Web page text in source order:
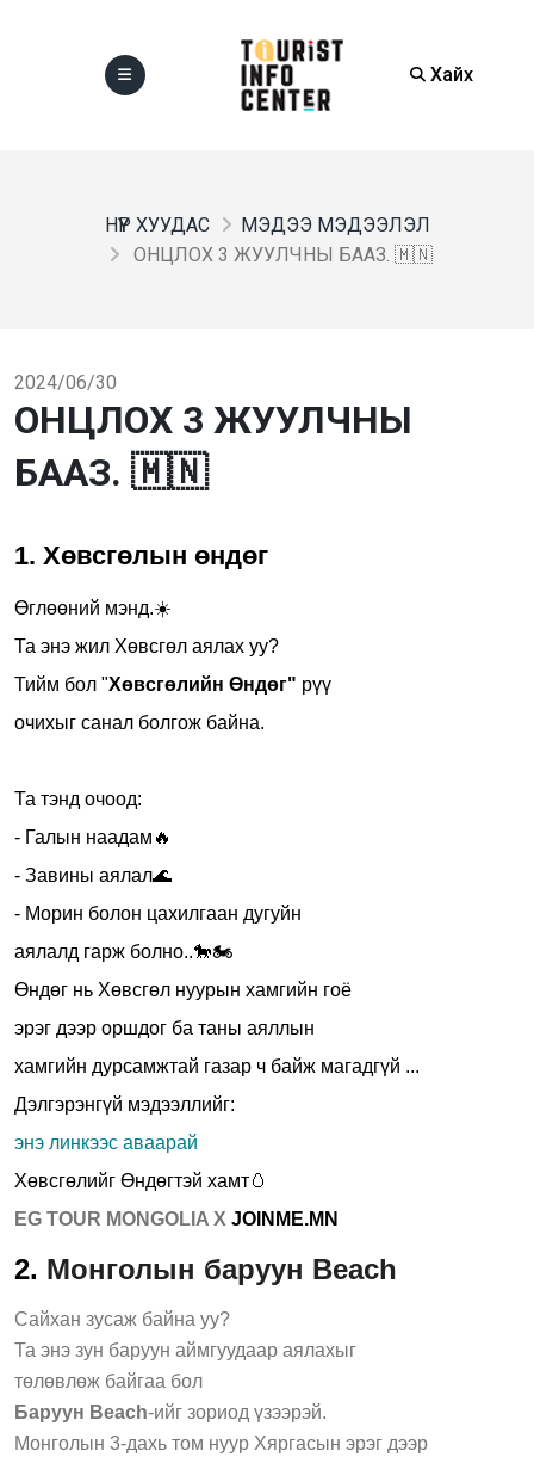
Хайх
НҮҮР ХУУДАС
МЭДЭЭ МЭДЭЭЛЭЛ
ОНЦЛОХ 3 ЖУУЛЧНЫ БААЗ. 🇲🇳
2024/06/30
ОНЦЛОХ 3 ЖУУЛЧНЫ
БААЗ. 🇲🇳
1. Хөвсгөлын өндөг
Өглөөний мэнд.☀️
Та энэ жил Хөвсгөл аялах уу?
Тийм бол "Хөвсгөлийн Өндөг" рүү
очихыг санал болгож байна.
Та тэнд очоод:
- Галын наадам🔥
- Завины аялал🌊
- Морин болон цахилгаан дугуйн
аялалд гарж болно..🐎🏍️
Өндөг нь Хөвсгөл нуурын хамгийн гоё
эрэг дээр оршдог ба таны аяллын
хамгийн дурсамжтай газар ч байж магадгүй ...
Дэлгэрэнгүй мэдээллийг:
энэ линкээс аваарай
Хөвсгөлийг Өндөгтэй хамт🥚
EG TOUR MONGOLIA X JOINME.MN
2. Монголын баруун Beach
Сайхан зусаж байна уу?
Та энэ зун баруун аймгуудаар аялахыг
төлөвлөж байгаа бол
Баруун Beach-ийг зориод үзээрэй.
Монголын 3-дахь том нуур Хяргасын эрэг дээр